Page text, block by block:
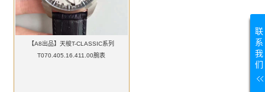
【A8出品】天梭T-CLASSIC系列
T070.405.16.411.00腕表
联
系
我
们